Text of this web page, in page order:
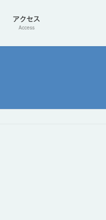
アクセス
Access